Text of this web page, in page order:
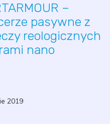
–
pasywne z
reologicznych
nano
2019